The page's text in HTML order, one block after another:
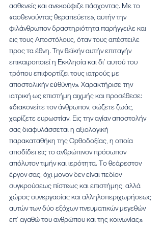
ασθενείς και ανεκούφιζε πάσχοντας. Με το
«ασθενούντας θεραπεύετε», αυτήν την
φιλάνθρωπον δραστηριότητα παρήγγειλε και
εις τους Αποστόλους, όταν τους απέστειλε
προς τα έθνη. Την θεϊκήν αυτήν επιταγήν
επικαιροποιεί η Εκκλησία και δι’ αυτού του
τρόπου επιφορτίζει τους ιατρούς με
αποστολικήν εὐθύνην». Χαρακτήρισε την
ιατρική ως επιστήμη αιχμής και προσέθεσε:
«διακονείτε τον άνθρωπον, σώζετε ζωάς,
χαρίζετε ευρωστίαν. Εις την αγίαν αποστολήν
σας διαφυλάσσεται η αξιολογική
παρακαταθήκη της Ορθοδοξίας, η οποία
αποδίδει εις το ανθρώπινον πρόσωπον
απόλυτον τιμήν και ιερότητα. Το θεάρεστον
έργον σας, όχι μονον δεν είναι πεδίον
συγκρούσεως πίστεως και επιστήμης, αλλά
χώρος συνεργασίας και αλληλοπεριχωρήσεως
αυτών των δύο εξόχων πνευματικών μεγεθών
επ’ αγαθώ του ανθρώπου και της κοινωνίας».